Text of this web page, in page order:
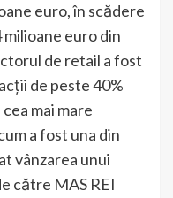
euro, în scădere
euro din
de retail a fost
de peste 40%
mai mare
a fost una din
vânzarea unui
către MAS REI